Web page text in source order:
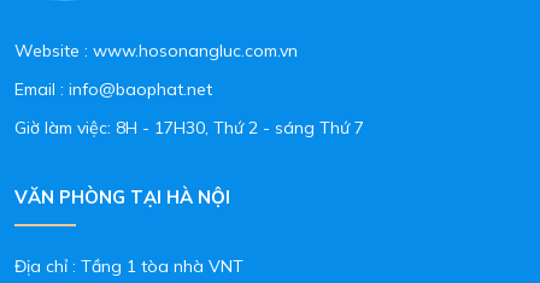
Website : www.hosonangluc.com.vn
Email : info@baophat.net
Giờ làm việc: 8H - 17H30, Thứ 2 - sáng Thứ 7
VĂN PHÒNG TẠI HÀ NỘI
Địa chỉ : Tầng 1 tòa nhà VNT